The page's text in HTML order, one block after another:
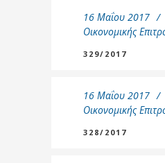
16 Μαΐου 2017
Οικονομικής
329/2017
16 Μαΐου 2017
Οικονομικής
328/2017